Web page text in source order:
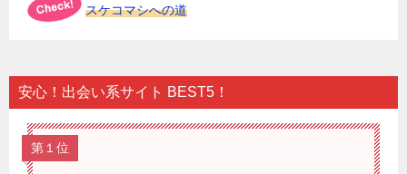
スケコマシへの道
安心！出会い系サイト BEST5！
第１位